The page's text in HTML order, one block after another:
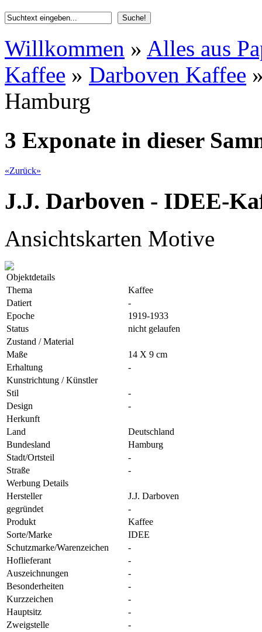
Willkommen » Alles aus
Kaffee » Darboven Kaffee
Hamburg
3 Exponate in dieser
«Zurück»
J.J. Darboven - IDEE-
Ansichtskarten Motive
Objektdetails
Thema
Kaffee
Datiert
-
Epoche
1919-1933
Status
nicht gelaufen
Zustand / Material
Maße
14 X 9 cm
Erhaltung
-
Kunstrichtung / Künstler
Stil
-
Design
-
Herkunft
Land
Deutschland
Bundesland
Hamburg
Stadt/Ortsteil
-
Straße
-
Werbung Details
Hersteller
J.J. Darboven
gegründet
-
Produkt
Kaffee
Sorte/Marke
IDEE
Schutzmarke/Warenzeichen
-
Hoflieferant
-
Auszeichnungen
-
Besonderheiten
-
Kurzzeichen
-
Hauptsitz
-
Zweigstelle
-